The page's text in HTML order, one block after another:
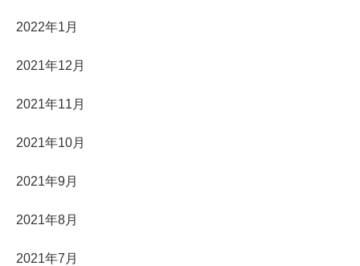
2022年1月
2021年12月
2021年11月
2021年10月
2021年9月
2021年8月
2021年7月